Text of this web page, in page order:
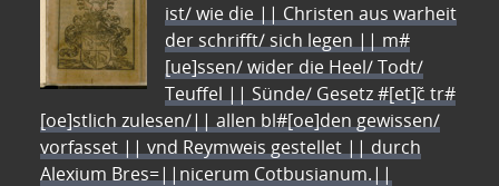
ist/ wie die || Christen aus warheit
der schrifft/ sich legen || m#
[ue]ssen/ wider die Heel/ Todt/
Teuffel || Sünde/ Gesetz #[et]c̃ tr#
[oe]stlich zulesen/|| allen bl#[oe]den gewissen/
vorfasset || vnd Reymweis gestellet || durch
Alexium Bres=||nicerum Cotbusianum.||